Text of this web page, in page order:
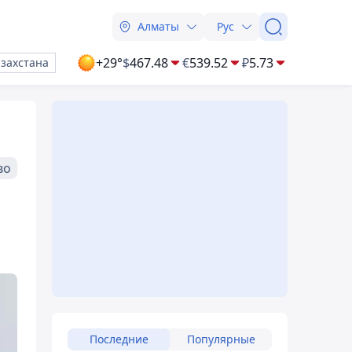
Алматы Рус
+29°$467.48 €539.52 ₽5.73
Последние Популярные